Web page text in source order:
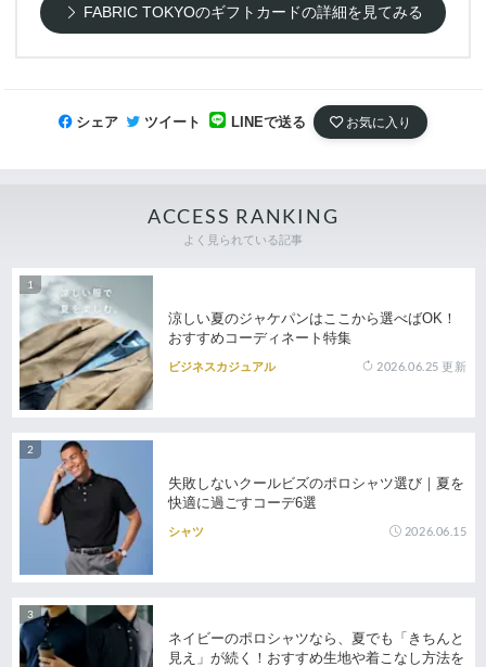
FABRIC TOKYOのギフトカードの詳細を見てみる
シェア ツイート LINEで送る お気に入り
ACCESS RANKING
よく見られている記事
涼しい夏のジャケパンはここから選べばOK！
おすすめコーディネート特集
ビジネスカジュアル 2026.06.25 更新
失敗しないクールビズのポロシャツ選び｜夏を
快適に過ごすコーデ6選
シャツ 2026.06.15
ネイビーのポロシャツなら、夏でも「きちんと
見え」が続く！おすすめ生地や着こなし方法を